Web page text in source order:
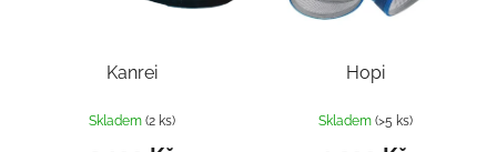
Kanrei
Skladem (2 ks)
Hopi
Skladem (>5 ks)